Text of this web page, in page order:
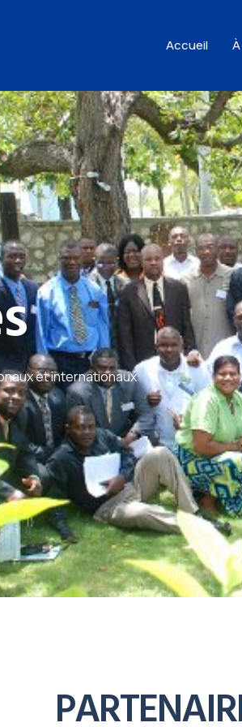
Accueil
et internationaux